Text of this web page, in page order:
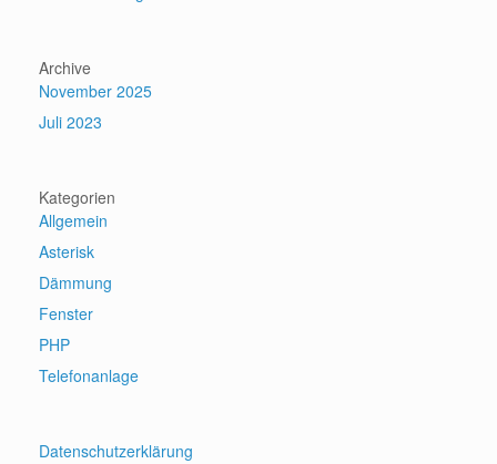
Archive
November 2025
Juli 2023
Kategorien
Allgemein
Asterisk
Dämmung
Fenster
PHP
Telefonanlage
Datenschutzerklärung